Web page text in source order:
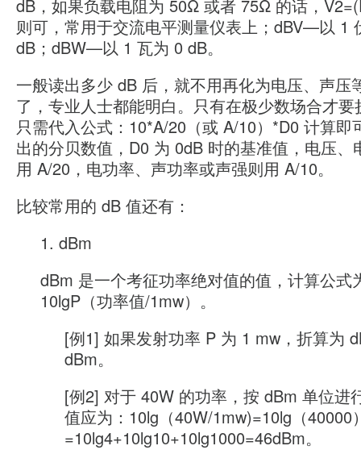
dB，如果负载电阻为 50Ω 或者 75Ω 的话，
则可，常用于交流电平测量仪表上；dBV—以 1
dB；dBW—以 1 瓦为 0 dB。
一般读出多少 dB 后，就不用再化为电压、声压
了，专业人士都能明白。只有在极少数场合才要
只需代入公式：10*A/20（或 A/10）*D0 计算即
出的分贝数值，D0 为 0dB 时的基准值，电压、
用 A/20，电功率、声功率或声强则用 A/10。
比较常用的 dB 值还有：
1. dBm
dBm 是一个考征功率绝对值的值，计算公式
10lgP（功率值/1mw）。
[例1] 如果发射功率 P 为 1 mw，折算为
dBm。
[例2] 对于 40W 的功率，按 dBm 单位进
值应为：10lg（40W/1mw)=10lg（40000
=10lg4+10lg10+10lg1000=46dBm。